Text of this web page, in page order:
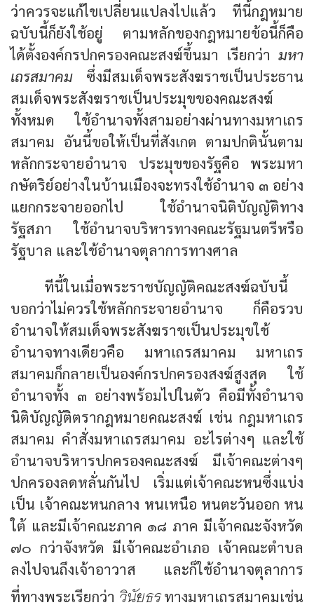
ว่าควรจะแก้ไขเปลี่ยนแปลงไปแล้ว ทีนี้กฎหมาย
ฉบับนี้ก็ยังใช้อยู่ ตามหลักของกฎหมายข้อนี้ก็คือ
ได้ตั้งองค์กรปกครองคณะสงฆ์ขึ้นมา เรียกว่า มหา
เถรสมาคม ซึ่งมีสมเด็จพระสังฆราชเป็นประธาน
สมเด็จพระสังฆราชเป็นประมุขของคณะสงฆ์
ทั้งหมด ใช้อำนาจทั้งสามอย่างผ่านทางมหาเถร
สมาคม อันนี้ขอให้เป็นที่สังเกต ตามปกตินั้นตาม
หลักกระจายอำนาจ ประมุขของรัฐคือ พระมหา
กษัตริย์อย่างในบ้านเมืองจะทรงใช้อำนาจ ๓ อย่าง
แยกกระจายออกไป ใช้อำนาจนิติบัญญัติทาง
รัฐสภา ใช้อำนาจบริหารทางคณะรัฐมนตรีหรือ
รัฐบาล และใช้อำนาจตุลาการทางศาล
ทีนี้ในเมื่อพระราชบัญญัติคณะสงฆ์ฉบับนี้
บอกว่าไม่ควรใช้หลักกระจายอำนาจ ก็คือรวบ
อำนาจให้สมเด็จพระสังฆราชเป็นประมุขใช้
อำนาจทางเดียวคือ มหาเถรสมาคม มหาเถร
สมาคมก็กลายเป็นองค์กรปกครองสงฆ์สูงสุด ใช้
อำนาจทั้ง ๓ อย่างพร้อมไปในตัว คือมีทั้งอำนาจ
นิติบัญญัติตรากฎหมายคณะสงฆ์ เช่น กฎมหาเถร
สมาคม คำสั่งมหาเถรสมาคม อะไรต่างๆ และใช้
อำนาจบริหารปกครองคณะสงฆ์ มีเจ้าคณะต่างๆ
ปกครองลดหลั่นกันไป เริ่มแต่เจ้าคณะหนซึ่งแบ่ง
เป็น เจ้าคณะหนกลาง หนเหนือ หนตะวันออก หน
ใต้ และมีเจ้าคณะภาค ๑๘ ภาค มีเจ้าคณะจังหวัด
๗๐ กว่าจังหวัด มีเจ้าคณะอำเภอ เจ้าคณะตำบล
ลงไปจนถึงเจ้าอาวาส และก็ใช้อำนาจตุลาการ
ที่ทางพระเรียกว่า วินัยธรทางมหาเถรสมาคมเช่น